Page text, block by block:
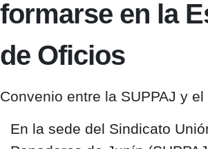
formarse en la
de Oficios
Convenio entre la SUPPAJ y
En la sede del Sindicato